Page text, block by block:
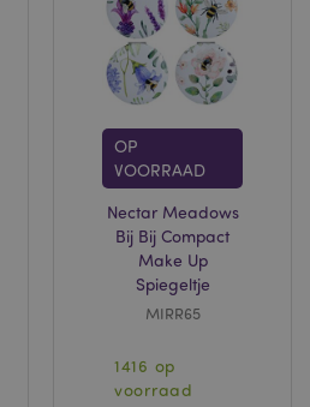
OP
VOORRAAD
Nectar Meadows
Bij Bij Compact
Make Up
Spiegeltje
MIRR65
1416 op
voorraad